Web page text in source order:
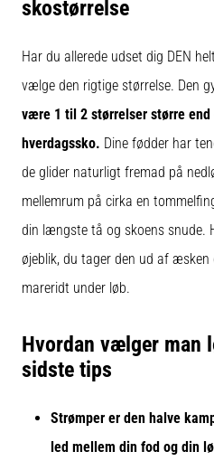
skostørrelse
Har du allerede udset dig DEN
vælge den rigtige størrelse. Den
være 1 til 2 størrelser større
hverdagssko. Dine fødder har
de glider naturligt fremad på
mellemrum på cirka en
din længste tå og skoens snude.
øjeblik, du tager den ud af æsken
mareridt under løb.
Hvordan vælger man
sidste tips
Strømper er den halve
led mellem din fod og din